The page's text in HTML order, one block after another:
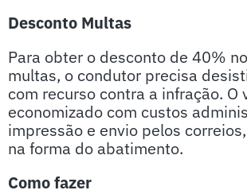
Desconto Multas
Para obter o desconto de 40%
multas, o condutor precisa
com recurso contra a infração. O
economizado com custos
impressão e envio pelos
na forma do abatimento.
Como fazer